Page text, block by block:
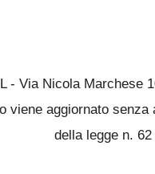
- Via Nicola Marchese
aggiornato
della legge n.